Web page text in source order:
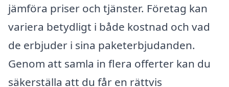
jämföra priser och tjänster. Företag kan
variera betydligt i både kostnad och vad
de erbjuder i sina paketerbjudanden.
Genom att samla in flera offerter kan du
säkerställa att du får en rättvis